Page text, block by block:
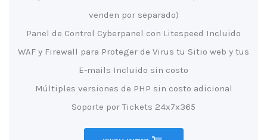
venden por separado)
Panel de Control Cyberpanel con Litespeed Incluido
WAF y Firewall para Proteger de Virus tu Sitio web y tus
E-mails Incluido sin costo
Múltiples versiones de PHP sin costo adicional
Soporte por Tickets 24x7x365